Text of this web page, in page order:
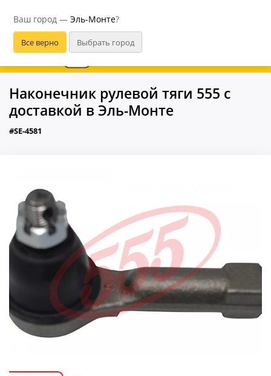
Ваш город — Эль-Монте?
В приложении удобнее
Наконечник рулевой тяги 555 с
доставкой в Эль-Монте
#SE-4581